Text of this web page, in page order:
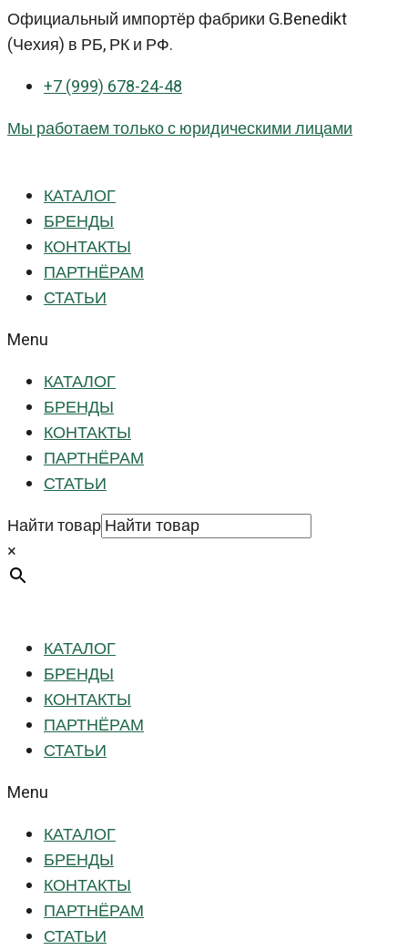
Перейти
к
Официальный импортёр фабрики G.Benedikt
(Чехия) в РБ, РК и РФ.
+7 (999) 678-24-48
Мы работаем только с юридическими лицами
КАТАЛОГ
БРЕНДЫ
КОНТАКТЫ
ПАРТНЁРАМ
СТАТЬИ
Menu
КАТАЛОГ
БРЕНДЫ
КОНТАКТЫ
ПАРТНЁРАМ
СТАТЬИ
Найти товар
×
КАТАЛОГ
БРЕНДЫ
КОНТАКТЫ
ПАРТНЁРАМ
СТАТЬИ
Menu
КАТАЛОГ
БРЕНДЫ
КОНТАКТЫ
ПАРТНЁРАМ
СТАТЬИ